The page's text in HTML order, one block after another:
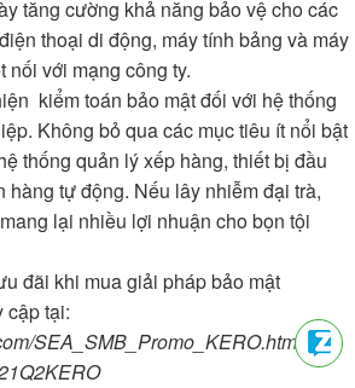
tăng cường khả năng bảo vệ cho các
thoại di động, máy tính bảng và máy
nối với mạng công ty.
kiểm toán bảo mật đối với hệ thống
Không bỏ qua các mục tiêu ít nổi bật
thống quản lý xếp hàng, thiết bị đầu
hàng tự động. Nếu lây nhiễm đại trà,
lại nhiều lợi nhuận cho bọn tội
đãi khi mua giải pháp bảo mật
cập tại:
SEA_SMB_Promo_KERO.html?